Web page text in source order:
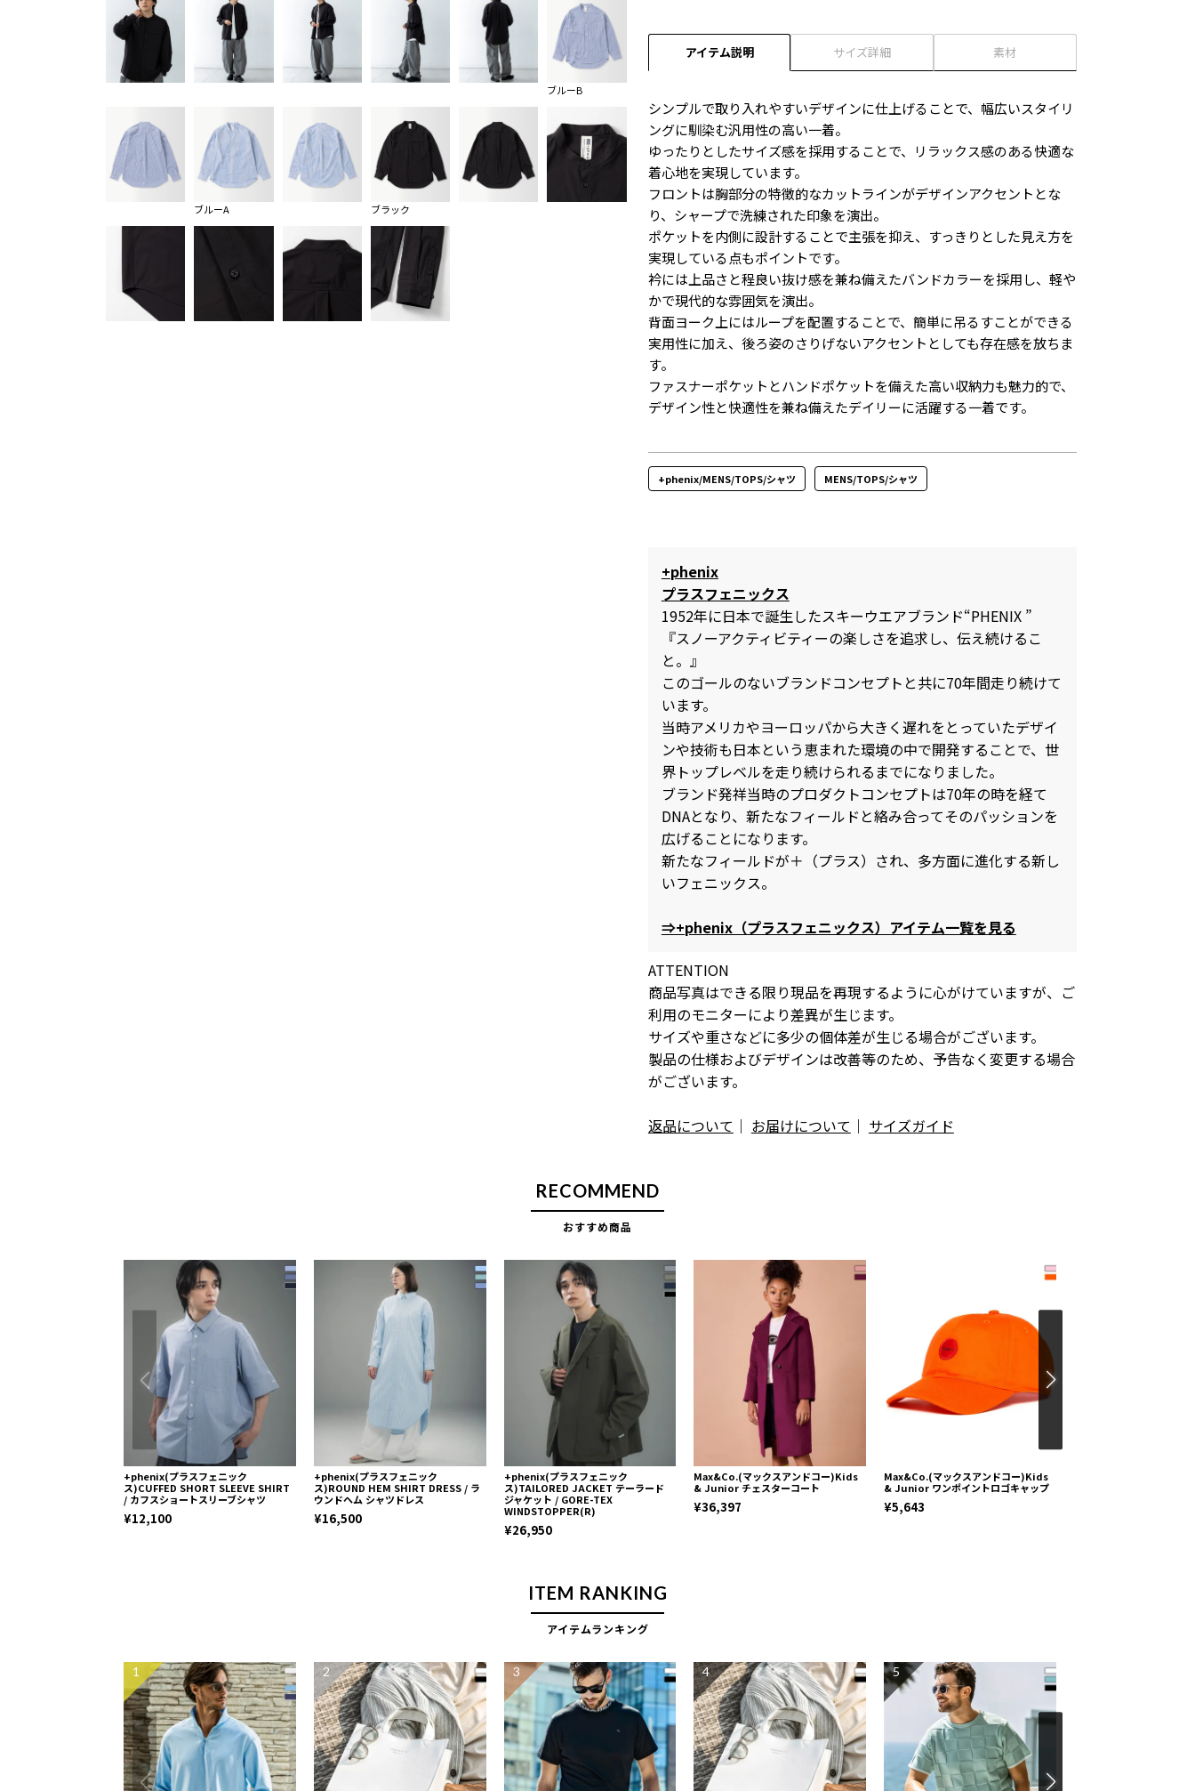
ブルーB
ブルーA ブラック
アイテム説明 サイズ詳細 素材
シンプルで取り入れやすいデザインに仕上げることで、幅広いスタイリ
ングに馴染む汎用性の高い一着。
ゆったりとしたサイズ感を採用することで、リラックス感のある快適な
着心地を実現しています。
フロントは胸部分の特徴的なカットラインがデザインアクセントとな
り、シャープで洗練された印象を演出。
ポケットを内側に設計することで主張を抑え、すっきりとした見え方を
実現している点もポイントです。
衿には上品さと程良い抜け感を兼ね備えたバンドカラーを採用し、軽や
かで現代的な雰囲気を演出。
背面ヨーク上にはループを配置することで、簡単に吊るすことができる
実用性に加え、後ろ姿のさりげないアクセントとしても存在感を放ちま
す。
ファスナーポケットとハンドポケットを備えた高い収納力も魅力的で、
デザイン性と快適性を兼ね備えたデイリーに活躍する一着です。
+phenix/MENS/TOPS/シャツ MENS/TOPS/シャツ
+phenix
プラスフェニックス
1952年に日本で誕生したスキーウエアブランド“PHENIX ”
『スノーアクティビティーの楽しさを追求し、伝え続けるこ
と。』
このゴールのないブランドコンセプトと共に70年間走り続けて
います。
当時アメリカやヨーロッパから大きく遅れをとっていたデザイ
ンや技術も日本という恵まれた環境の中で開発することで、世
界トップレベルを走り続けられるまでになりました。
ブランド発祥当時のプロダクトコンセプトは70年の時を経て
DNAとなり、新たなフィールドと絡み合ってそのパッションを
広げることになります。
新たなフィールドが＋（プラス）され、多方面に進化する新し
いフェニックス。
⇒+phenix（プラスフェニックス）アイテム一覧を見る
ATTENTION
商品写真はできる限り現品を再現するように心がけていますが、ご
利用のモニターにより差異が生じます。
サイズや重さなどに多少の個体差が生じる場合がございます。
製品の仕様およびデザインは改善等のため、予告なく変更する場合
がございます。
返品について ｜ お届けについて ｜ サイズガイド
RECOMMEND
おすすめ商品
+phenix(プラスフェニック
ス)CUFFED SHORT SLEEVE SHIRT
/ カフスショートスリーブシャツ
¥12,100
+phenix(プラスフェニック
ス)ROUND HEM SHIRT DRESS / ラ
ウンドヘム シャツドレス
¥16,500
+phenix(プラスフェニック
ス)TAILORED JACKET テーラード
ジャケット / GORE-TEX
WINDSTOPPER(R)
¥26,950
Max&Co.(マックスアンドコー)Kids
& Junior チェスターコート
¥36,397
Max&Co.(マックスアンドコー)Kids
& Junior ワンポイントロゴキャップ
¥5,643
ITEM RANKING
アイテムランキング
1 2 3 4 5